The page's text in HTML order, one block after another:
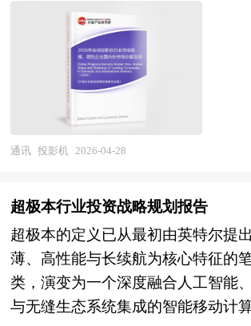
信息以及专业研究单位等公布和提
对我国AI电商行业作了详尽深入的
行市场研究工作时不可或缺的重要
也可作为金融机构进行信贷分析、
分析等研究工作时的参考依据。
的双重驱动下迎来历史性发展机遇
期，6G技术研发进入关键窗口期，
合、天地一体化网络、智能超表面
塑网络架构；AI大模型训练推理、
联网、沉浸式XR等应用爆发对网络
可靠性提出更高要求，驱动通信设
面（RIS）、通算一体、算力路由等
速突破，AI原生网络实现自优化、
愈，硅光技术、CPO共封装光学等
性能跃升，通信设备与算力基础设
生新一代智能网络架构；在市场维
台引领、金融机构发力、科技企业
格局，服务从基础转账支付向 “支付
+ 经营” 综合服务延伸，县域及农村
境贸易场景拓展成为新增长方向。
数据安全与隐私保护趋严、反垄断
合规要求提升、中小机构技术能力
从规模扩张转向质量提升、从流量
技术深度融合、场景全域渗透、合
放协同加速的高质量发展新阶段。
大模型、隐私计算与生物识别技术
支付向无感化、个性化、高安全化
币应用场景持续拓宽，与传统支付
用办公、教育教学、工程文旅及车
核心输出终端，属于光电显示与智
域，技术迭代快、应用场景广、消
前，全球投影机行业正处于结构调
格局重塑的关键阶段。从产业现状
“核心器件 - 光机制造 - 整机集成 -
向家用娱乐为核心、商用与新兴场
示领域积淀深厚，中国品牌凭借智
快速迭代能力，在智能微投、家用
据全球重要份额，并加速向高端市
面，光源从传统灯泡向 LED、激光
通讯 投影机 2026-04-28
超极本行业投资战略规划报告
超极本的定义已从最初由英特尔提
薄、高性能与长续航为核心特征的
类，演变为一个深度融合人工智能
与无缝生态系统集成的智能移动计